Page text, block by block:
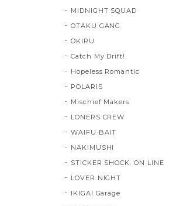
MIDNIGHT SQUAD
OTAKU GANG
OKIRU
Catch My Drift!
Hopeless Romantic
POLARIS
Mischief Makers
LONERS CREW
WAIFU BAIT
NAKIMUSHI
STICKER SHOCK. ON LINE
LOVER NIGHT
IKIGAI Garage